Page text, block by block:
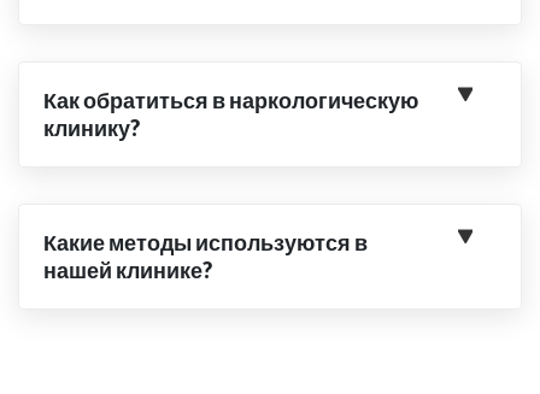
Как обратиться в наркологическую
клинику?
Какие методы используются в
нашей клинике?